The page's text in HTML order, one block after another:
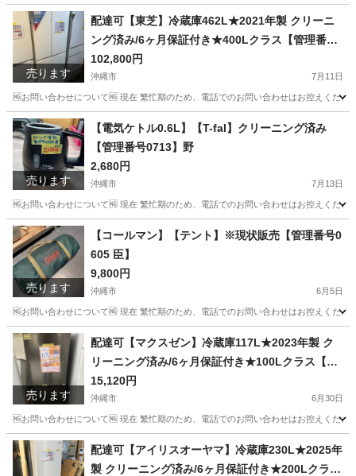
沖縄 沖縄市 生活家電 シャープ
売ります
配達可【東芝】冷蔵庫462L★2021年製 クリーニ
ング済み/6ヶ月保証付き★400Lクラス【管理番号
0711】ヨ
102,800円
沖縄市 7月11日
🆖お問い合わせについて🆖 現在 繁忙期のため、電話でのお問い合わせはお控えくだ
沖縄 沖縄市 キッチン家電 東芝
売ります
【電気ケトル0.6L】【T-fal】クリーニング済み
【管理番号0713】野
2,680円
沖縄市 7月13日
🆖お問い合わせについて🆖 現在 繁忙期のため、電話でのお問い合わせはお控えくだ
沖縄 沖縄市 電気ケトル
売ります
【コールマン】【テント】※現状販売【管理番号0
605 臣】
9,800円
沖縄市 6月5日
🆖お問い合わせについて🆖 現在 繁忙期のため、電話でのお問い合わせはお控えくだ
沖縄 沖縄市 マリンスポーツ コールマン
売ります
配達可【マクスゼン】冷蔵庫117L★2023年製 ク
リーニング済み/6ヶ月保証付き★100Lクラス【管
理番号0430】野
15,120円
沖縄市 6月30日
🆖お問い合わせについて🆖 現在 繁忙期のため、電話でのお問い合わせはお控えくだ
沖縄 沖縄市 キッチン家電 店舗
配達可【アイリスオーヤマ】冷蔵庫230L★2025年
製 クリーニング済み/6ヶ月保証付き★200Lクラス